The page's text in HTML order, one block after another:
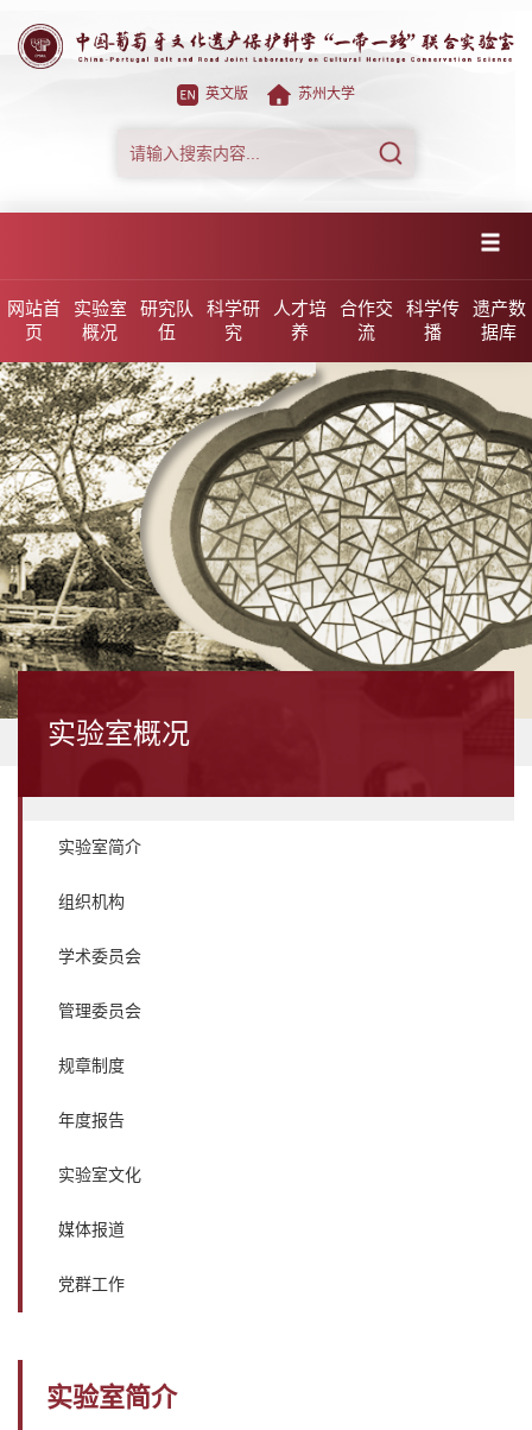
英文版 苏州大学
网站首
页
实验室
概况
研究队
伍
科学研
究
人才培
养
合作交
流
科学传
播
遗产数
据库
实验室概况
实验室简介
组织机构
学术委员会
管理委员会
规章制度
年度报告
实验室文化
媒体报道
党群工作
实验室简介